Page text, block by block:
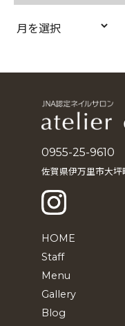
ア
0955-25-9610
佐賀県伊万里市大坪
HOME
Staff
Menu
Gallery
Blog